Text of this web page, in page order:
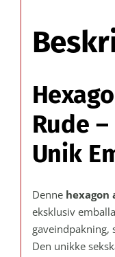
Rude
Unik
Denne hexagon
eksklusiv
gaveindpakning,
Den unikke